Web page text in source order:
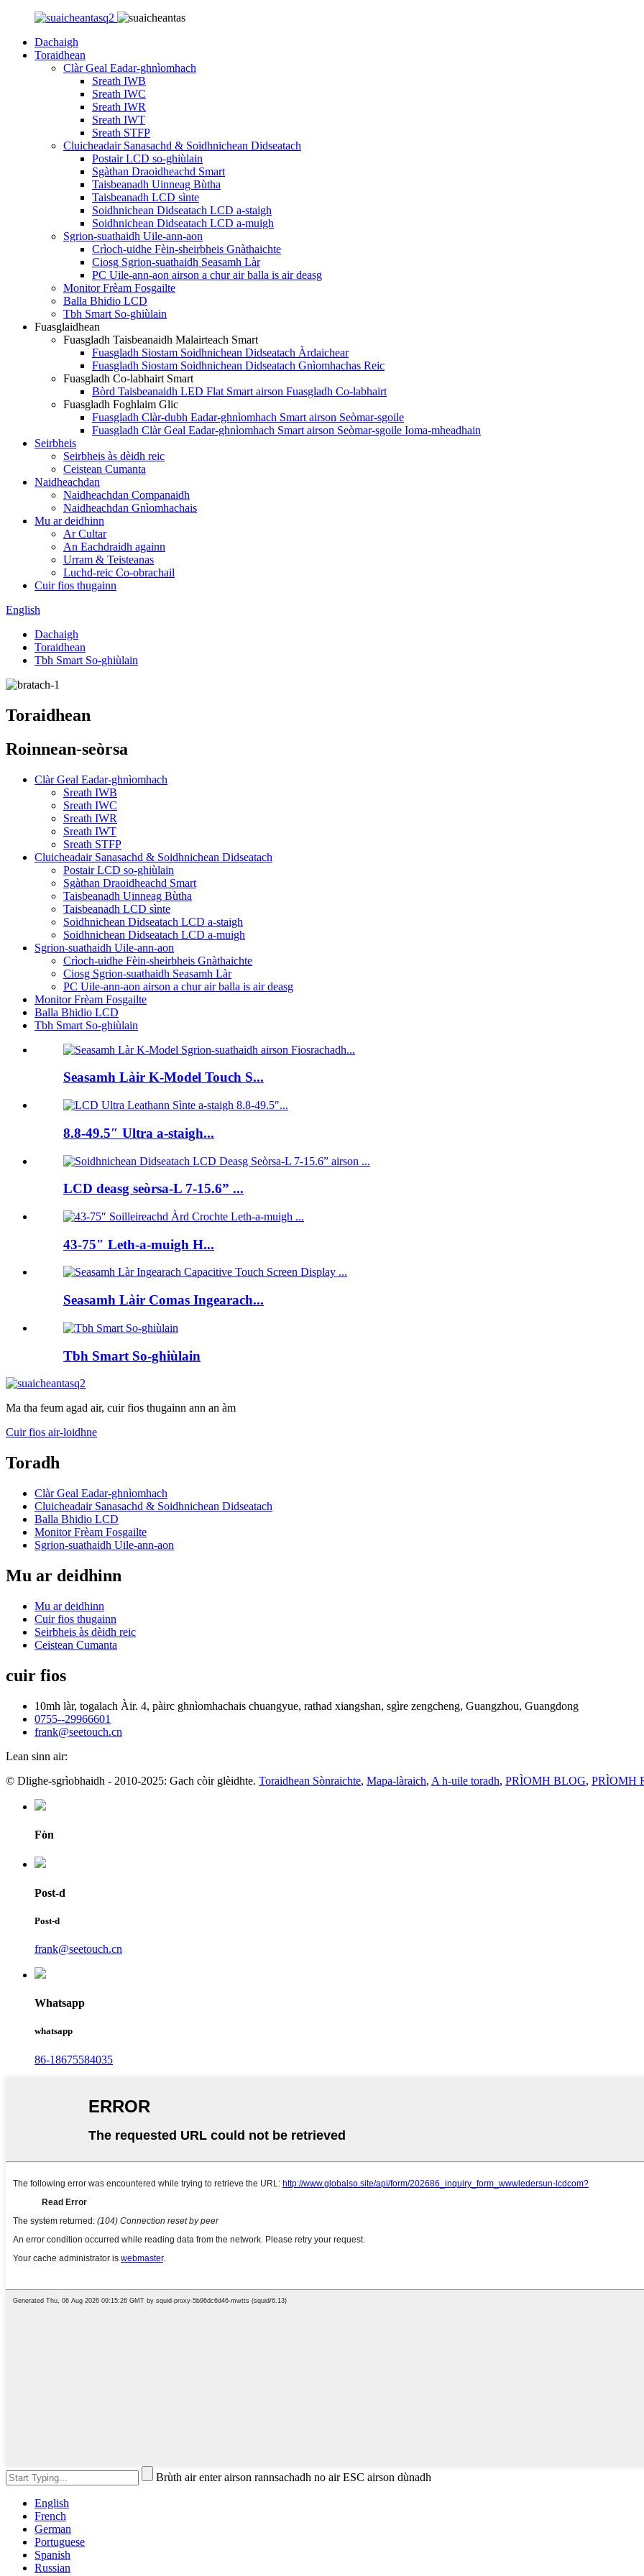
Dachaigh
Toraidhean
Clàr Geal Eadar-ghnìomhach
Sreath IWB
Sreath IWC
Sreath IWR
Sreath IWT
Sreath STFP
Cluicheadair Sanasachd & Soidhnichean Didseatach
Postair LCD so-ghiùlain
Sgàthan Draoidheachd Smart
Taisbeanadh Uinneag Bùtha
Taisbeanadh LCD sìnte
Soidhnichean Didseatach LCD a-staigh
Soidhnichean Didseatach LCD a-muigh
Sgrion-suathaidh Uile-ann-aon
Crìoch-uidhe Fèin-sheirbheis Gnàthaichte
Ciosg Sgrion-suathaidh Seasamh Làr
PC Uile-ann-aon airson a chur air balla is air deasg
Monitor Frèam Fosgailte
Balla Bhidio LCD
Tbh Smart So-ghiùlain
Fuasglaidhean
Fuasgladh Taisbeanaidh Malairteach Smart
Fuasgladh Siostam Soidhnichean Didseatach Àrdaichear
Fuasgladh Siostam Soidhnichean Didseatach Gnìomhachas Reic
Fuasgladh Co-labhairt Smart
Bòrd Taisbeanaidh LED Flat Smart airson Fuasgladh Co-labhairt
Fuasgladh Foghlaim Glic
Fuasgladh Clàr-dubh Eadar-ghnìomhach Smart airson Seòmar-sgoile
Fuasgladh Clàr Geal Eadar-ghnìomhach Smart airson Seòmar-sgoile Ioma-mheadhain
Seirbheis
Seirbheis às dèidh reic
Ceistean Cumanta
Naidheachdan
Naidheachdan Companaidh
Naidheachdan Gnìomhachais
Mu ar deidhinn
Ar Cultar
An Eachdraidh againn
Urram & Teisteanas
Luchd-reic Co-obrachail
Cuir fios thugainn
English
Dachaigh
Toraidhean
Tbh Smart So-ghiùlain
Toraidhean
Roinnean-seòrsa
Clàr Geal Eadar-ghnìomhach
Sreath IWB
Sreath IWC
Sreath IWR
Sreath IWT
Sreath STFP
Cluicheadair Sanasachd & Soidhnichean Didseatach
Postair LCD so-ghiùlain
Sgàthan Draoidheachd Smart
Taisbeanadh Uinneag Bùtha
Taisbeanadh LCD sìnte
Soidhnichean Didseatach LCD a-staigh
Soidhnichean Didseatach LCD a-muigh
Sgrion-suathaidh Uile-ann-aon
Crìoch-uidhe Fèin-sheirbheis Gnàthaichte
Ciosg Sgrion-suathaidh Seasamh Làr
PC Uile-ann-aon airson a chur air balla is air deasg
Monitor Frèam Fosgailte
Balla Bhidio LCD
Tbh Smart So-ghiùlain
Seasamh Làir K-Model Touch S...
8.8-49.5″ Ultra a-staigh...
LCD deasg seòrsa-L 7-15.6” ...
43-75″ Leth-a-muigh H...
Seasamh Làir Comas Ingearach...
Tbh Smart So-ghiùlain
Ma tha feum agad air, cuir fios thugainn ann an àm
Cuir fios air-loidhne
Toradh
Clàr Geal Eadar-ghnìomhach
Cluicheadair Sanasachd & Soidhnichean Didseatach
Balla Bhidio LCD
Monitor Frèam Fosgailte
Sgrion-suathaidh Uile-ann-aon
Mu ar deidhinn
Mu ar deidhinn
Cuir fios thugainn
Seirbheis às dèidh reic
Ceistean Cumanta
cuir fios
10mh làr, togalach Àir. 4, pàirc ghnìomhachais chuangyue, rathad xiangshan, sgìre zengcheng, Guangzhou, Guangdong
0755--29966601
frank@seetouch.cn
Lean sinn air:
© Dlighe-sgrìobhaidh - 2010-2025: Gach còir glèidhte. Toraidhean Sònraichte, Mapa-làraich, A h-uile toradh, PRÌOMH BLOG, PRÌOMH
Fòn
Post-d
Post-d
frank@seetouch.cn
Whatsapp
whatsapp
86-18675584035
Brùth air enter airson rannsachadh no air ESC airson dùnadh
English
French
German
Portuguese
Spanish
Russian